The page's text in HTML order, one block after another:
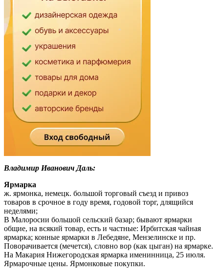
Владимир Иванович Даль:
Ярмарка
ж. ярмонка, немецк. большой торговый съезд и привоз
товаров в срочное в году время, годовой торг, длящийся
неделями;
В Малоросии большой сельский базар; бывают ярмарки
общие, на всякий товар, есть и частные: Ирбитская чайная
ярмарка; конные ярмарки в Лебедяне, Мензелинске и пр.
Поворачивается (мечется), словно вор (как цыган) на ярмарке.
На Макария Нижегородская ярмарка именинница, 25 июля.
Ярмарочные цены. Ярмонковые покупки.